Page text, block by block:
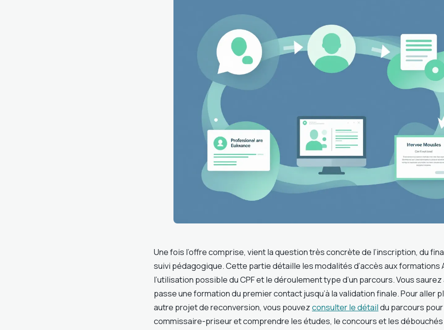
Une fois l’offre comprise, vient la question très concrète de l’inscription, du
suivi pédagogique. Cette partie détaille les modalités d’accès aux formations
l’utilisation possible du CPF et le déroulement type d’un parcours. Vous
passe une formation du premier contact jusqu’à la validation finale. Pour aller
autre projet de reconversion, vous pouvezconsulter le détaildu parcours
commissaire-priseur et comprendre les études, le concours et les